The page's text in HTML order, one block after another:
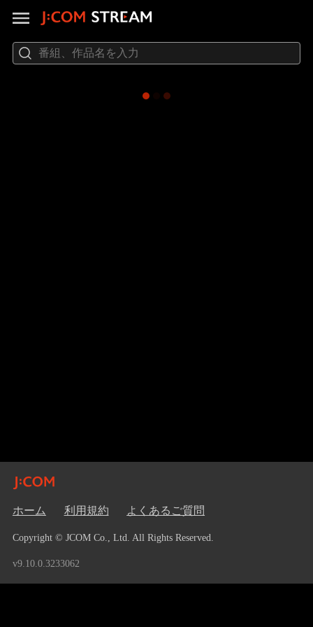
ホーム 利用規約 よくあるご質問
Copyright © JCOM Co., Ltd. All Rights Reserved.
v9.10.0.3233062